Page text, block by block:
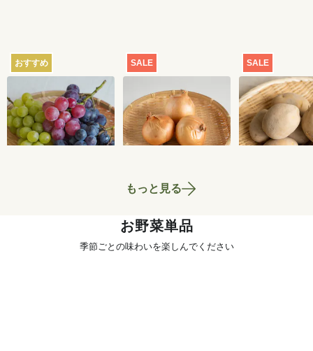
おすすめ
【産地直送】葡萄畑
ふくじろうのふぞろ
い濃厚ぶどう 1.6kg
送料込 6,750円
SALE
【特別価格】玉ねぎ
1kg
700円
SALE
【特別価格】
いも（品種お
せ） 1kg
もっと見る
お野菜単品
季節ごとの味わいを楽しんでください